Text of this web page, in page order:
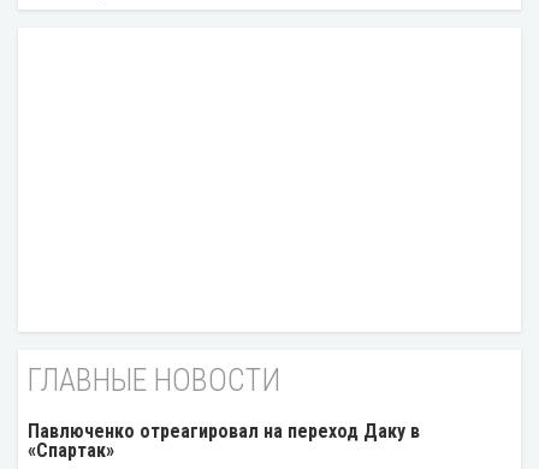
ГЛАВНЫЕ НОВОСТИ
Павлюченко отреагировал на переход Даку в
«Спартак»